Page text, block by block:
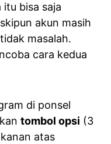
bisa saja
akun masih
masalah.
cara kedua
di ponsel
tombol opsi (3
atas